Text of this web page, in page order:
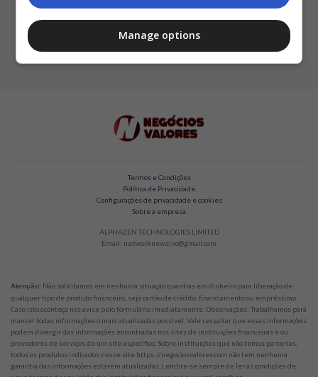
Termos e Condições
Política de Privacidade
Configurações de privacidade e cookies
Sobre a empresa
ALPHAZEN TECHNOLOGIES LIMITED
Email: networknewsinc@gmail.com
Atenção: Não solicitamos em nenhuma situação quantias em dinheiro para liberação de
qualquer tipo de produto financeiro, seja cartão de crédito, financiamento ou empréstimo.
Caso isto aconteça nos avise pelo formulário imediatamente. Observações: Trabalhamos para
manter todas informações o mais atualizadas possível. Vale ressaltar que essas informações
podem divergir das informações encontradas nos sites de instituições financeiras e ou
provedores de serviços de um site específico. Sobre instituições que não temos parcerias,
todos os produtos indicados nesse site https://negociosvalores.com não tem nenhuma
garantia das informações estarem atualizadas. Lembre-se sempre de ler as condições de
Manage options